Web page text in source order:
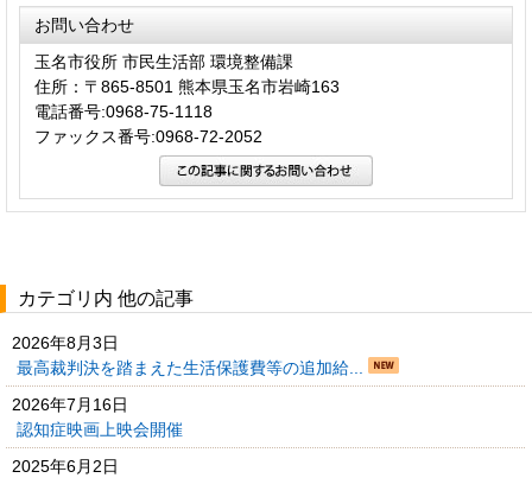
お問い合わせ
玉名市役所 市民生活部 環境整備課
住所：〒865-8501 熊本県玉名市岩崎163
電話番号:0968-75-1118
ファックス番号:0968-72-2052
カテゴリ内 他の記事
2026年8月3日
最高裁判決を踏まえた生活保護費等の追加給...
2026年7月16日
認知症映画上映会開催
2025年6月2日